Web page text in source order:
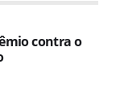
contra o